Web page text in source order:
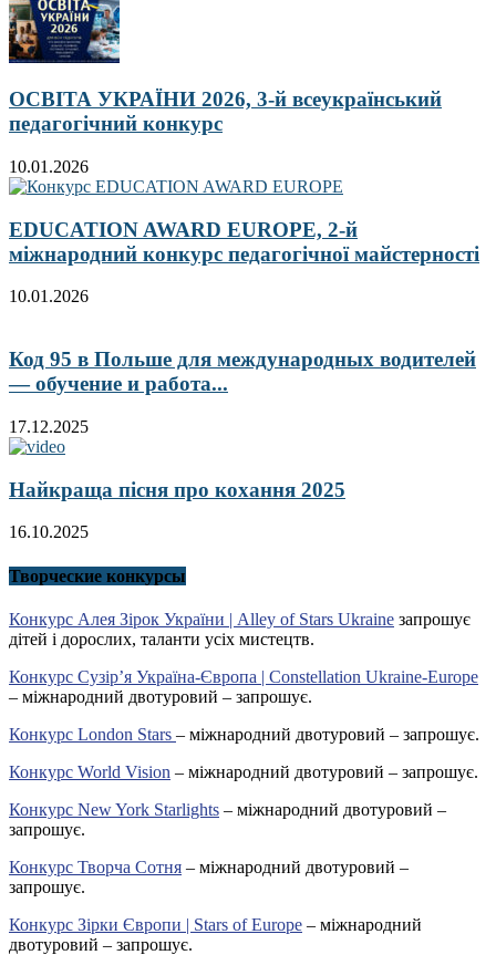
ОСВІТА УКРАЇНИ 2026, 3-й всеукраїнський
педагогічний конкурс
10.01.2026
EDUCATION AWARD EUROPE, 2-й
міжнародний конкурс педагогічної майстерності
10.01.2026
Код 95 в Польше для международных водителей
— обучение и работа...
17.12.2025
Найкраща пісня про кохання 2025
16.10.2025
Творческие конкурсы
Конкурс Алея Зірок України | Alley of Stars Ukraine запрошує
дітей і дорослих, таланти усіх мистецтв.
Конкурс Сузір’я Україна-Європа | Constellation Ukraine-Europe
– міжнародний двотуровий – запрошує.
Конкурс London Stars – міжнародний двотуровий – запрошує.
Конкурс World Vision – міжнародний двотуровий – запрошує.
Конкурс New York Starlights – міжнародний двотуровий –
запрошує.
Конкурс Творча Сотня – міжнародний двотуровий –
запрошує.
Конкурс Зірки Європи | Stars of Europe – міжнародний
двотуровий – запрошує.